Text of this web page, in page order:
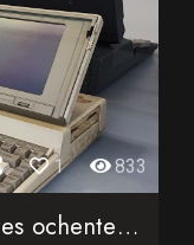
1 833
Mi top retro: los ordenadores ochenteros que aún adoro